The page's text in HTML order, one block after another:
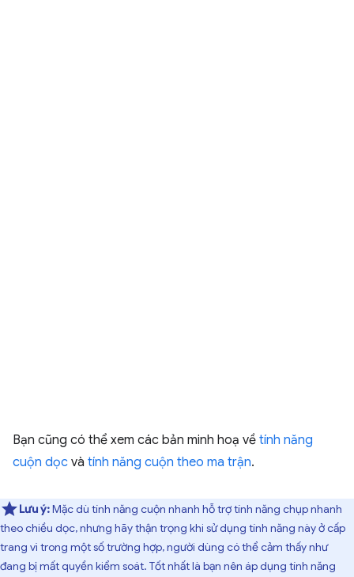
Bạn cũng có thể xem các bản minh hoạ về tính năng
cuộn dọc và tính năng cuộn theo ma trận.
Lưu ý:Mặc dù tính năng cuộn nhanh hỗ trợ tính năng chụp nhanh
theo chiều dọc, nhưng hãy thận trọng khi sử dụng tính năng này ở cấp
trang vì trong một số trường hợp, người dùng có thể cảm thấy như
đang bị mất quyền kiểm soát. Tốt nhất là bạn nên áp dụng tính năng